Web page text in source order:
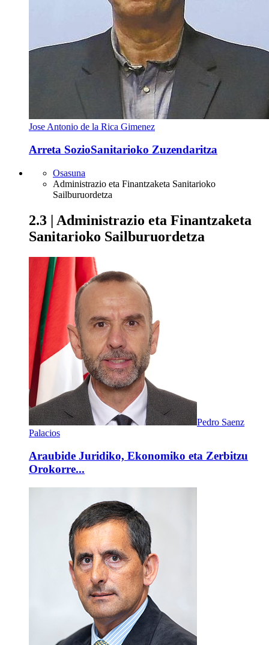
Jose Antonio de la Rica Gimenez
Arreta SozioSanitarioko Zuzendaritza
Osasuna
Administrazio eta Finantzaketa Sanitarioko
Sailburuordetza
2.3 | Administrazio eta Finantzaketa
Sanitarioko Sailburuordetza
Pedro Saenz
Palacios
Araubide Juridiko, Ekonomiko eta Zerbitzu
Orokorre...